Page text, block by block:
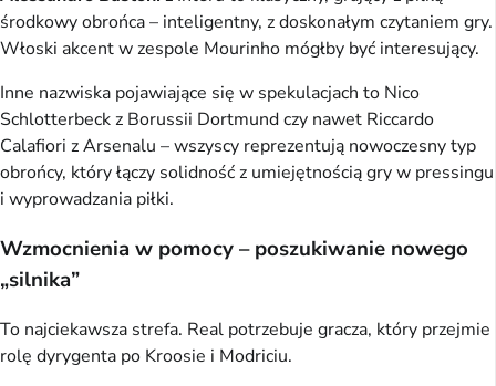
środkowy obrońca – inteligentny, z doskonałym czytaniem gry.
Włoski akcent w zespole Mourinho mógłby być interesujący.
Inne nazwiska pojawiające się w spekulacjach to Nico
Schlotterbeck z Borussii Dortmund czy nawet Riccardo
Calafiori z Arsenalu – wszyscy reprezentują nowoczesny typ
obrońcy, który łączy solidność z umiejętnością gry w pressingu
i wyprowadzania piłki.
Wzmocnienia w pomocy – poszukiwanie nowego
„silnika”
To najciekawsza strefa. Real potrzebuje gracza, który przejmie
rolę dyrygenta po Kroosie i Modriciu.